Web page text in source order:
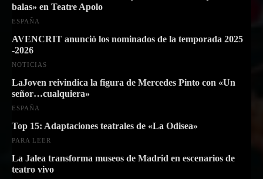
balas» en Teatre Apolo
ESPAÑA
AVENCRIT anunció los nominados de la temporada 2025
-2026
NOTICIAS
LaJoven reivindica la figura de Mercedes Pinto con «Un
señor…cualquiera»
ESPAÑA
Top 15: Adaptaciones teatrales de «La Odisea»
PARA LEER
La Jalea transforma museos de Madrid en escenarios de
teatro vivo